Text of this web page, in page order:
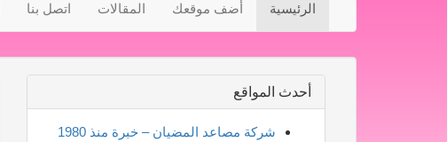
الرئيسية أضف موقعك المقالات اتصل بنا
أحدث المواقع
شركة مصاعد المضيان – خبرة منذ 1980